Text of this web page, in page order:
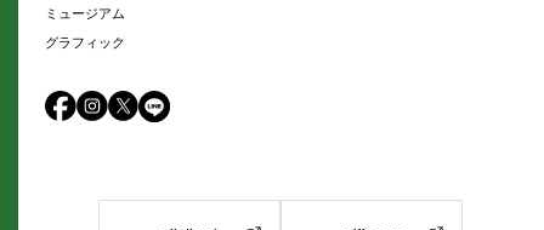
ミュージアム
グラフィック